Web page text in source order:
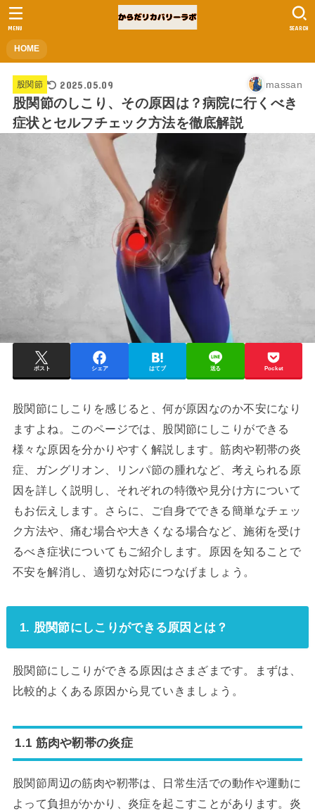
HOME
SEARCH
MENU
股関節 2025.05.09 massan
股関節のしこり、その原因は？病院に行くべき
症状とセルフチェック方法を徹底解説
ポスト シェア はてブ 送る Pocket
股関節にしこりを感じると、何が原因なのか不安になり
ますよね。このページでは、股関節にしこりができる
様々な原因を分かりやすく解説します。筋肉や靭帯の炎
症、ガングリオン、リンパ節の腫れなど、考えられる原
因を詳しく説明し、それぞれの特徴や見分け方について
もお伝えします。さらに、ご自身でできる簡単なチェッ
ク方法や、痛む場合や大きくなる場合など、施術を受け
るべき症状についてもご紹介します。原因を知ることで
不安を解消し、適切な対応につなげましょう。
1. 股関節にしこりができる原因とは？
股関節にしこりができる原因はさまざまです。まずは、
比較的よくある原因から見ていきましょう。
1.1 筋肉や靭帯の炎症
股関節周辺の筋肉や靭帯は、日常生活での動作や運動に
よって負担がかかり、炎症を起こすことがあります。炎